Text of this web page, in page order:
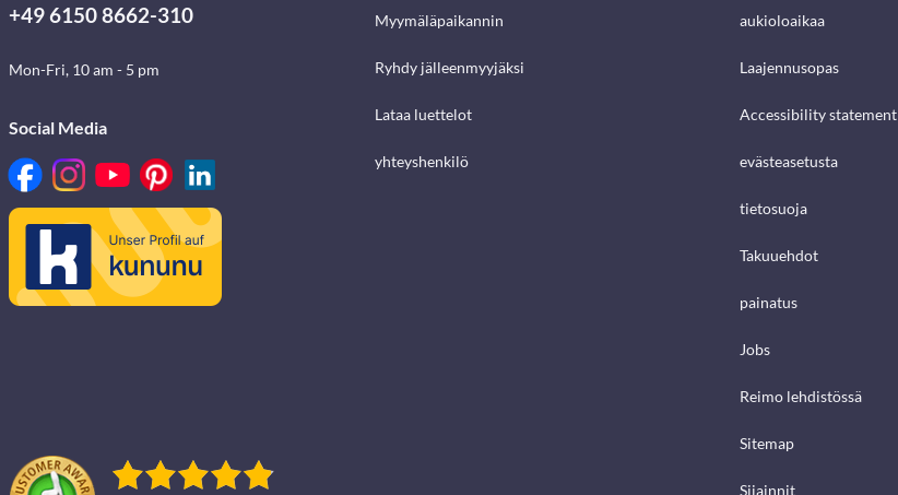
+49 6150 8662-310
Mon-Fri, 10 am - 5 pm
Social Media
Myymäläpaikannin
Ryhdy jälleenmyyjäksi
Lataa luettelot
yhteyshenkilö
aukioloaikaa
Laajennusopas
Accessibility statement
evästeasetusta
tietosuoja
Takuuehdot
painatus
Jobs
Reimo lehdistössä
Sitemap
Sijainnit